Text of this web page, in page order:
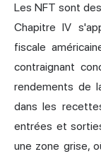
Les NFT sont
Chapitre IV
fiscale
contraignant
rendements de
dans les
entrées et
une zone grise,